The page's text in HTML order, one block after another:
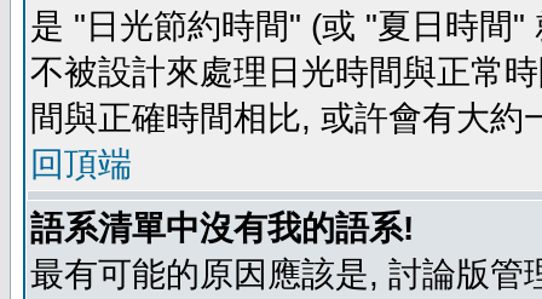
是 "日光節約時間" (或 "夏日時間
不被設計來處理日光時間與正常
間與正確時間相比, 或許會有大約
回頂端
語系清單中沒有我的語系!
最有可能的原因應該是, 討論版